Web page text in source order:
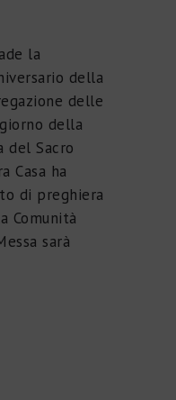
la
della
delle
della
del Sacro
Casa ha
di preghiera
Comunità
sarà